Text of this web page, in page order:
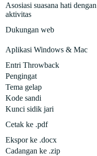
Asosiasi suasana hati dengan
aktivitas
Dukungan web
Aplikasi Windows & Mac
Entri Throwback
Pengingat
Tema gelap
Kode sandi
Kunci sidik jari
Cetak ke .pdf
Ekspor ke .docx
Cadangan ke .zip